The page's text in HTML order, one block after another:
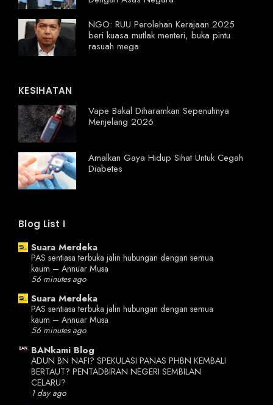
NGO: RUU Perolehan Kerajaan 2025
beri kuasa mutlak menteri, buka pintu
rasuah mega
KESIHATAN
Vape Bakal Diharamkan Sepenuhnya
Menjelang 2026
Amalkan Gaya Hidup Sihat Untuk Cegah
Diabetes
Blog List I
Suara Merdeka
PAS sentiasa terbuka jalin hubungan dengan semua
kaum – Annuar Musa
56 minutes ago
Suara Merdeka
PAS sentiasa terbuka jalin hubungan dengan semua
kaum – Annuar Musa
56 minutes ago
BANkami Blog
ADUN BN NAFI? SPEKULASI PANAS PHBN KEMBALI
BERTAUT? PENTADBIRAN NEGERI SEMBILAN
CELARU?
1 day ago